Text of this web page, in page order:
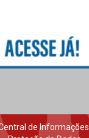
de Informações